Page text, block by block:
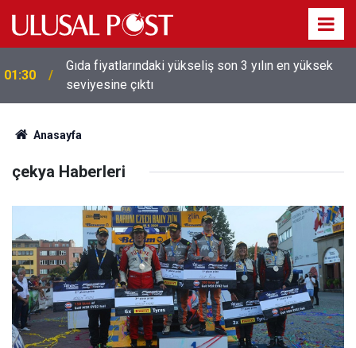
01:30
Gıda fiyatlarındaki yükseliş son 3 yılın en yüksek
seviyesine çıktı
Anasayfa
çekya Haberleri